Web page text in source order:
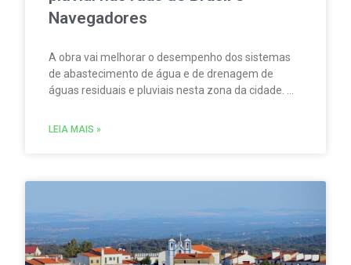
Navegadores
A obra vai melhorar o desempenho dos sistemas
de abastecimento de água e de drenagem de
águas residuais e pluviais nesta zona da cidade. A
da chuva, separar redes que ainda juntam águas
LEIA MAIS »